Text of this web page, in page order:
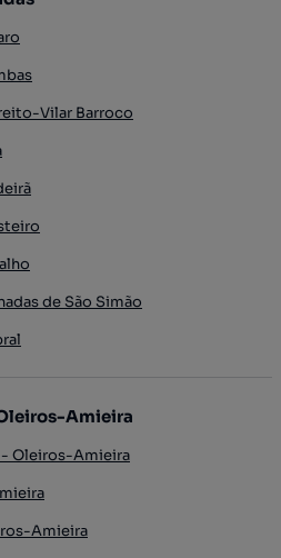
Vilar Barroco
de São Simão
Amieira
Oleiros-Amieira
Amieira